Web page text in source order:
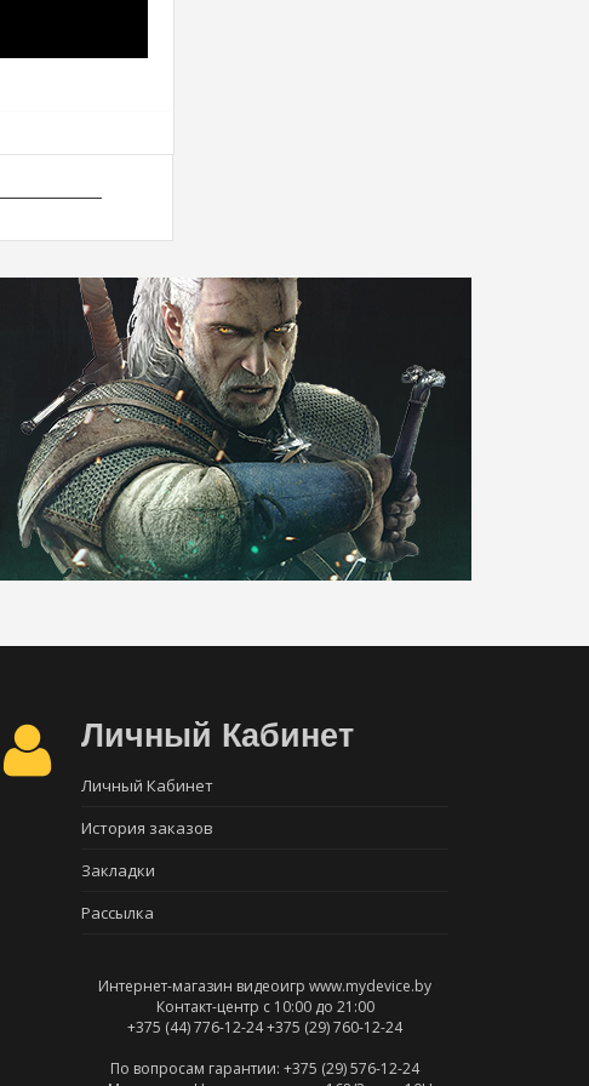
Личный Кабинет
Личный Кабинет
История заказов
Закладки
Рассылка
Интернет-магазин видеоигр www.mydevice.by
Контакт-центр с 10:00 до 21:00
+375 (44) 776-12-24+375 (29) 760-12-24
По вопросам гарантии: +375 (29) 576-12-24